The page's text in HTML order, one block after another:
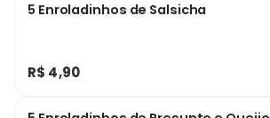
5 Enroladinhos de Salsicha
R$ 4,90